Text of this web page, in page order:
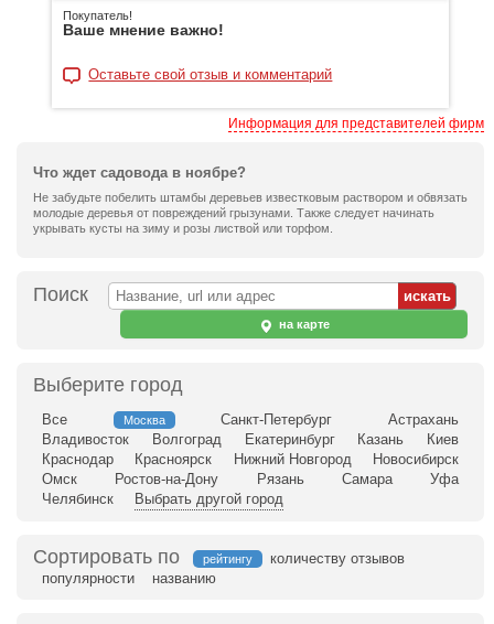
Покупатель!
Ваше мнение важно!
Оставьте свой отзыв и комментарий
Информация для представителей фирм
Что ждет садовода в ноябре?
Не забудьте побелить штамбы деревьев известковым раствором и обвязать
молодые деревья от повреждений грызунами. Также следует начинать
укрывать кусты на зиму и розы листвой или торфом.
Поиск
на карте
Выберите город
Все Москва Санкт-Петербург
Астрахань
Владивосток
Волгоград Екатеринбург Казань
Киев
Краснодар
Красноярск Нижний Новгород
Новосибирск
Омск
Ростов-на-Дону Рязань Самара
Уфа
Челябинск
Выбрать другой город
Сортировать по рейтингу
количеству отзывов
популярности
названию